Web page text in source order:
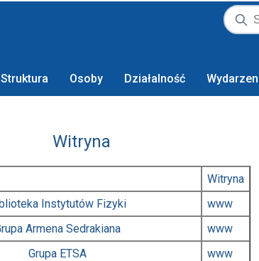
Struktura Osoby Działalność
Witryna
Witryna
Instytutów Fizyki
www
Armena Sedrakiana
www
Grupa ETSA
www